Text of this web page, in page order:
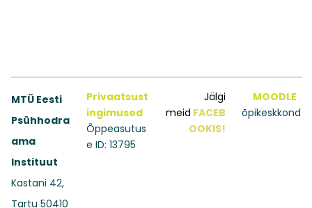
MTÜ Eesti
Psühhodra
ama
Instituut
Kastani 42,
Tartu 50410
Privaatsust
ingimused
Õppeasutus
e ID: 13795
Jälgi
meid FACEB
OOKIS!
MOODLE
õpikeskkond